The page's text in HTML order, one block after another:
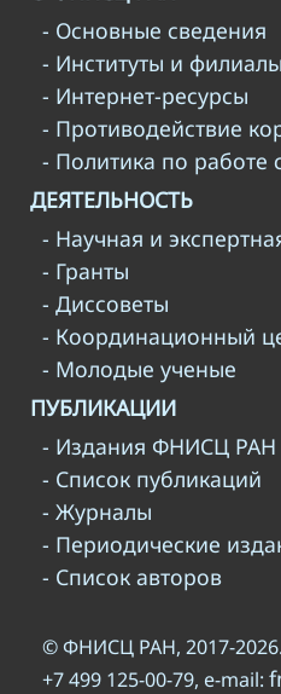
- Основные сведения
- Институты и филиалы
- Интернет-ресурсы
- Противодействие
- Политика по работе
ДЕЯТЕЛЬНОСТЬ
- Научная и
- Гранты
- Диссоветы
- Координационный
- Молодые ученые
ПУБЛИКАЦИИ
- Издания ФНИСЦ РАН
- Список публикаций
- Журналы
- Периодические
- Список авторов
© ФНИСЦ РАН, 2017-2026.
+7 499 125-00-79, e-mail: